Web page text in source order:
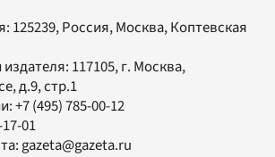
125239, Россия, Москва, Коптевская
117105, г. Москва,
д.9, стр.1
+7 (495) 785-00-12
01
gazeta@gazeta.ru